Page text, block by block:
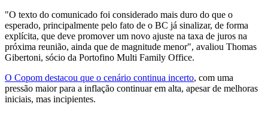
"O texto do comunicado foi considerado mais duro do que o
esperado, principalmente pelo fato de o BC já sinalizar, de forma
explícita, que deve promover um novo ajuste na taxa de juros na
próxima reunião, ainda que de magnitude menor", avaliou Thomas
Gibertoni, sócio da Portofino Multi Family Office.
O Copom destacou que o cenário continua incerto, com uma
pressão maior para a inflação continuar em alta, apesar de melhoras
iniciais, mas incipientes.